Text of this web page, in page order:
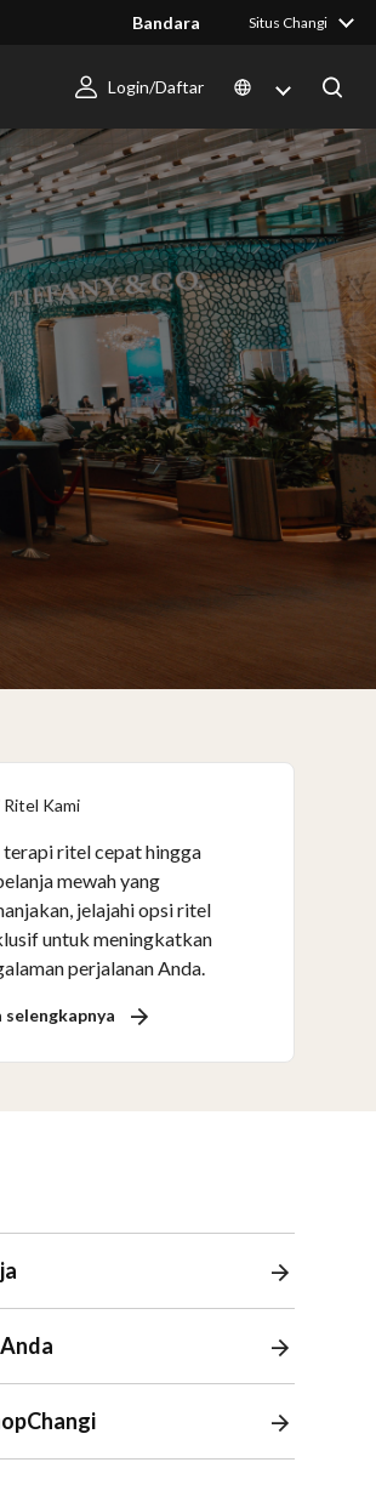
Bandara Situs Changi
Login/Daftar
Kami
terapi ritel cepat hingga
mewah yang
jelajahi opsi ritel
untuk meningkatkan
perjalanan Anda.
selengkapnya